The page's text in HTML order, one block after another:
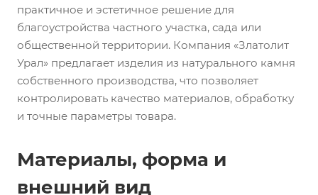
практичное и эстетичное решение для
благоустройства частного участка, сада или
общественной территории. Компания «Златолит
Урал» предлагает изделия из натурального камня
собственного производства, что позволяет
контролировать качество материалов, обработку
и точные параметры товара.
Материалы, форма и
внешний вид